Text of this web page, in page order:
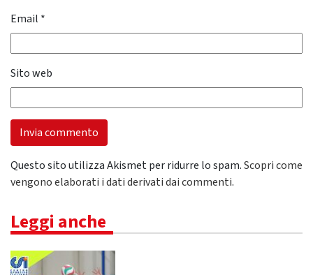
Email *
Sito web
Questo sito utilizza Akismet per ridurre lo spam.Scopri come
vengono elaborati i dati derivati dai commenti.
Leggi anche